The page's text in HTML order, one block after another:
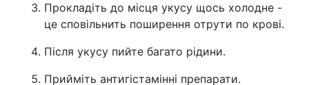
Прокладіть до місця укусу щось холодне -
це сповільнить поширення отрути по крові.
Після укусу пийте багато рідини.
Прийміть антигістамінні препарати.